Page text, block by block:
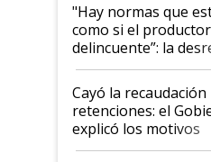
"Hay normas que
como si el
delincuente”: la
al Congreso
habló del
Cayó la
retenciones: el
explicó los motivos